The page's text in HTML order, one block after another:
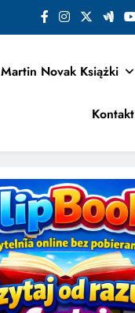
Martin Novak Książki
Kontakt